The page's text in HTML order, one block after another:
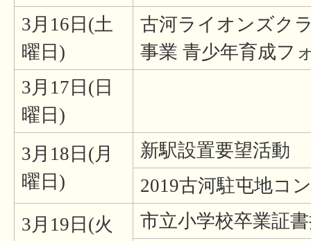
3月16日(土
曜日)
古河ライオンズク
事業 青少年育成フ
3月17日(日
曜日)
3月18日(月
曜日)
新駅設置要望活動
2019古河駐屯地コ
3月19日(火
市立小学校卒業証